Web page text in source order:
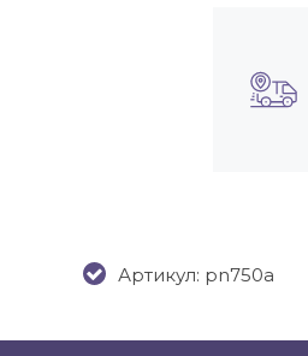
Артикул: pn750a